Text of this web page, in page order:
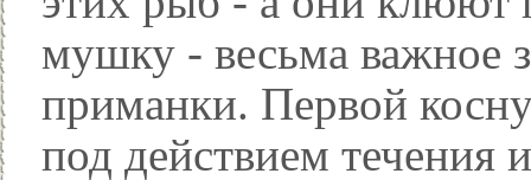
мушку - весьма важное
приманки. Первой
под действием течения